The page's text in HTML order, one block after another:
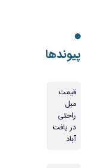
پیوندها
قیمت
مبل
راحتی
در یافت
آباد